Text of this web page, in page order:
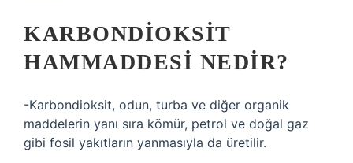
KARBONDIOKSIT
HAMMADDESI NEDIR?
-Karbondioksit, odun, turba ve diğer organik
maddelerin yanı sıra kömür, petrol ve doğal gaz
gibi fosil yakıtların yanmasıyla da üretilir.